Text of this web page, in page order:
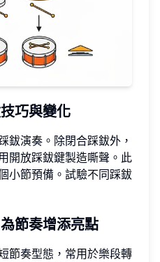
巧與變化
鈸演奏。除閉合踩鈸外，
開放踩鈸鍵製造嘶聲。此
小節預備。試驗不同踩鈸
節奏增添亮點
節奏型態，常用於樂段轉